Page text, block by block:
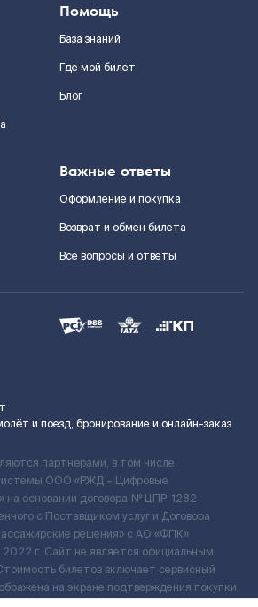
Помощь
База знаний
Где мой билет
Блог
Важные ответы
Оформление и покупка
Возврат и обмен билета
Все вопросы и ответы
и поезд, бронирование и онлайн-заказ
партнёрами, в том числе
ООО «РЖД – Цифровые
на основании договора № ЦПР-1282
с Поставщиком услуг и Договора
решения» c АО «ФПК»
г. Сайт не является официальным
билетов включает сервисный
на экране подтверждения покупки.